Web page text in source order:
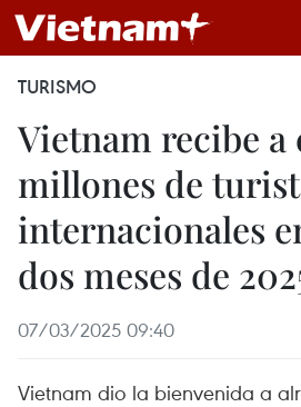
TURISMO
Vietnam recibe a
millones de
internacionales
dos meses de
07/03/2025 09:40
Vietnam dio la bienvenida a